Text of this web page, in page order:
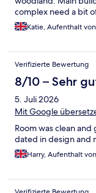
complex need a bit
Katie, Aufenthalt
Verifizierte Bewertung
8/10 – Sehr
5. Juli 2026
Mit Google
Room was clean
dated in design and
Harry, Aufenthalt